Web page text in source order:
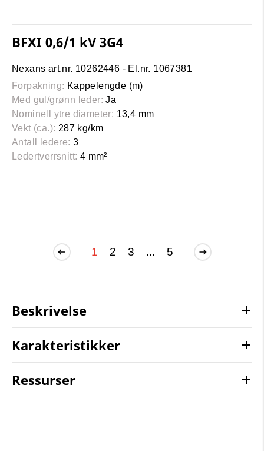
BFXI 0,6/1 kV 3G4
Nexans art.nr. 10262446 - El.nr. 1067381
Forpakning: Kappelengde (m)
Med gul/grønn leder: Ja
Nominell ytre diameter: 13,4 mm
Vekt (ca.): 287 kg/km
Antall ledere: 3
Ledertverrsnitt: 4 mm²
1 2 3 ... 5
Beskrivelse
Karakteristikker
Ressurser